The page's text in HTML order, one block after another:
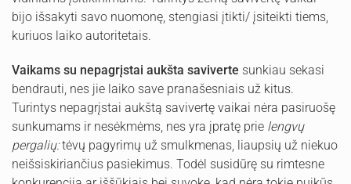
bijo išsakyti savo nuomonę, stengiasi įtikti/ įsiteikti tiems,
kuriuos laiko autoritetais.
Vaikams su nepagrįstai aukšta saviverte sunkiau sekasi
bendrauti, nes jie laiko save pranašesniais už kitus.
Turintys nepagrįstai aukštą savivertę vaikai nėra pasiruošę
sunkumams ir nesėkmėms, nes yra įpratę prie lengvų
pergalių:tėvų pagyrimų už smulkmenas, liaupsių už niekuo
neišsiskiriančius pasiekimus. Todėl susidūrę su rimtesne